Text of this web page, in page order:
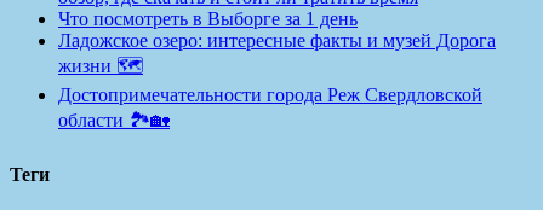
Что посмотреть в Выборге за 1 день
Ладожское озеро: интересные факты и музей Дорога
жизни 🗺️
Достопримечательности города Реж Свердловской
области 🏞️🏡
Теги